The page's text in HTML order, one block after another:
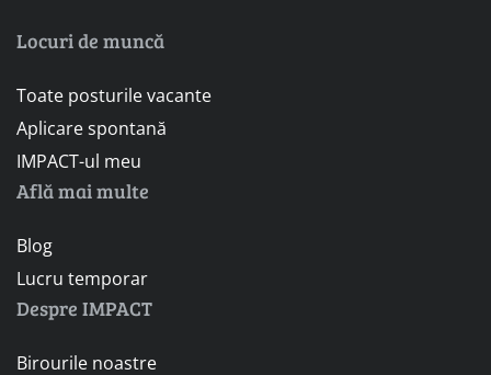
Locuri de muncă
Toate posturile vacante
Aplicare spontană
IMPACT-ul meu
Află mai multe
Blog
Lucru temporar
Despre IMPACT
Birourile noastre